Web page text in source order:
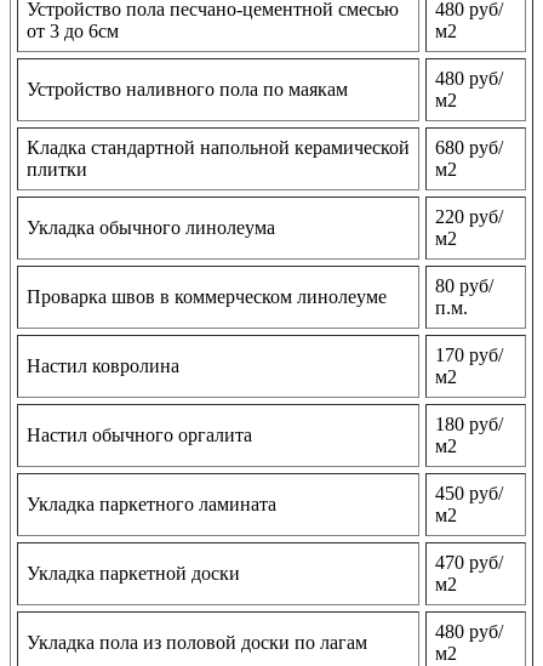
Устройство пола песчано-цементной смесью
от 3 до 6см
480 руб/
м2
Устройство наливного пола по маякам
480 руб/
м2
Кладка стандартной напольной керамической
плитки
680 руб/
м2
Укладка обычного линолеума
220 руб/
м2
Проварка швов в коммерческом линолеуме
80 руб/
п.м.
Настил ковролина
170 руб/
м2
Настил обычного оргалита
180 руб/
м2
Укладка паркетного ламината
450 руб/
м2
Укладка паркетной доски
470 руб/
м2
Укладка пола из половой доски по лагам
480 руб/
м2